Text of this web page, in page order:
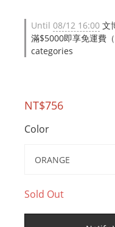
Until 08/12 16:00 文
滿$5000即享免運費
categories
NT$756
Color
Sold Out